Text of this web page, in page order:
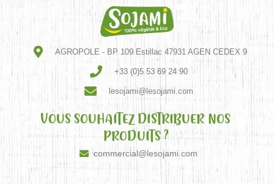
AGROPOLE - BP 109 Estillac 47931 AGEN CEDEX 9
+33 (0)5 53 69 24 90
lesojami@lesojami.com
VOUS SOUHAITEZ DISTRIBUER NOS
PRODUITS ?
commercial@lesojami.com